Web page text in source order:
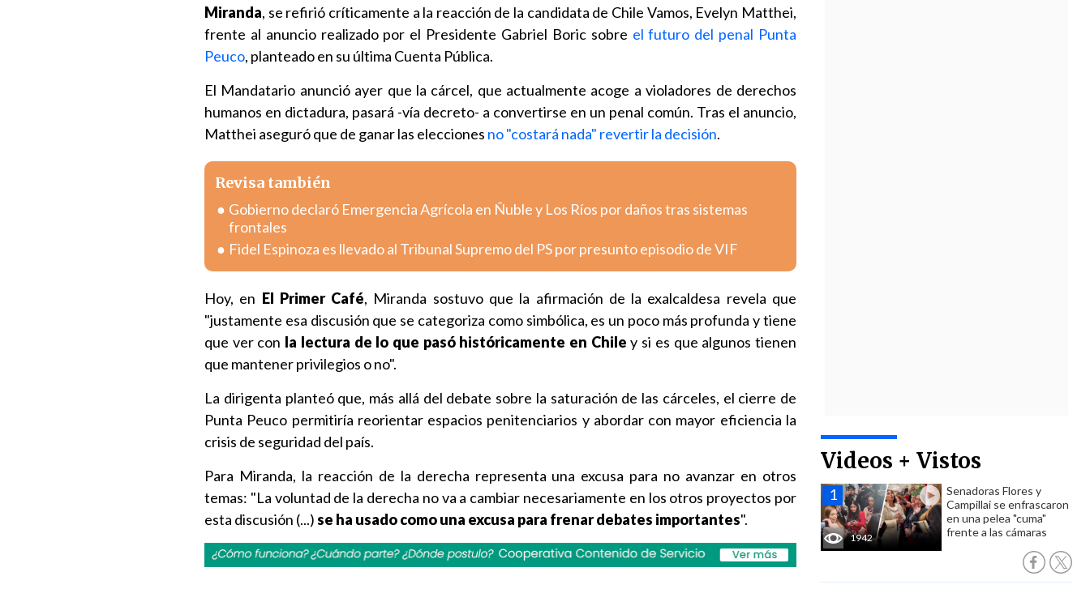
Videos + Vistos
1942
Senadoras Flores y
Campillai se enfrascaron
en una pelea "cuma"
frente a las cámaras
Miranda, se refirió críticamente a la reacción de la candidata de Chile Vamos, Evelyn Matthei,
frente al anuncio realizado por el Presidente Gabriel Boric sobre el futuro del penal Punta
Peuco, planteado en su última Cuenta Pública.
El Mandatario anunció ayer que la cárcel, que actualmente acoge a violadores de derechos
humanos en dictadura, pasará -vía decreto- a convertirse en un penal común. Tras el anuncio,
Matthei aseguró que de ganar las elecciones no "costará nada" revertir la decisión.
Revisa también
Gobierno declaró Emergencia Agrícola en Ñuble y Los Ríos por daños tras sistemas
frontales
Fidel Espinoza es llevado al Tribunal Supremo del PS por presunto episodio de VIF
Hoy, en El Primer Café, Miranda sostuvo que la afirmación de la exalcaldesa revela que
"justamente esa discusión que se categoriza como simbólica, es un poco más profunda y tiene
que ver con la lectura de lo que pasó históricamente en Chile y si es que algunos tienen
que mantener privilegios o no".
La dirigenta planteó que, más allá del debate sobre la saturación de las cárceles, el cierre de
Punta Peuco permitiría reorientar espacios penitenciarios y abordar con mayor eficiencia la
crisis de seguridad del país.
Para Miranda, la reacción de la derecha representa una excusa para no avanzar en otros
temas: "La voluntad de la derecha no va a cambiar necesariamente en los otros proyectos por
esta discusión (...)se ha usado como una excusa para frenar debates importantes".